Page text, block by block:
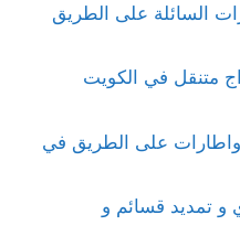
السائلة على الطريق
متنقل في الكويت
على الطريق في
تمديد قسائم و